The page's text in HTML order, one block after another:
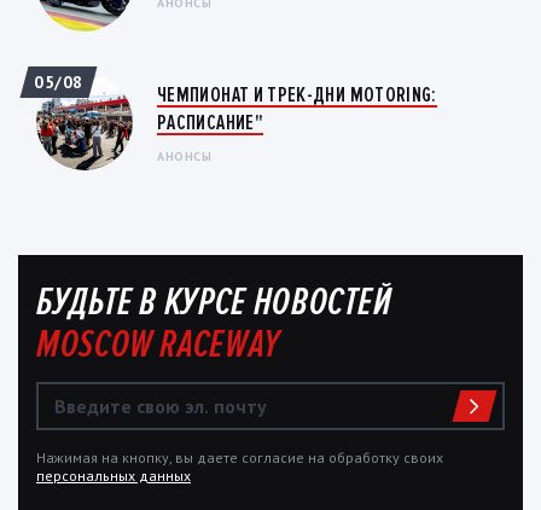
АНОНСЫ
ЧЕМПИОНАТ И ТРЕК-ДНИ MOTORING:
РАСПИСАНИЕ"
АНОНСЫ
05/08
БУДЬТЕ В КУРСЕ НОВОСТЕЙ
MOSCOW RACEWAY
Нажимая на кнопку, вы даете согласие на обработку своих
персональных данных